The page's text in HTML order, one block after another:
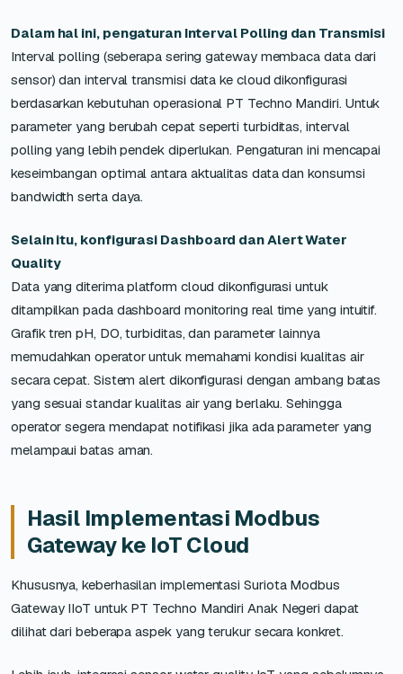
Dalam hal ini, pengaturan Interval Polling dan Transmisi
Interval polling (seberapa sering gateway membaca data dari
sensor) dan interval transmisi data ke cloud dikonfigurasi
berdasarkan kebutuhan operasional PT Techno Mandiri. Untuk
parameter yang berubah cepat seperti turbiditas, interval
polling yang lebih pendek diperlukan. Pengaturan ini mencapai
keseimbangan optimal antara aktualitas data dan konsumsi
bandwidth serta daya.
Selain itu, konfigurasi Dashboard dan Alert Water
Quality
Data yang diterima platform cloud dikonfigurasi untuk
ditampilkan pada dashboard monitoring real time yang intuitif.
Grafik tren pH, DO, turbiditas, dan parameter lainnya
memudahkan operator untuk memahami kondisi kualitas air
secara cepat. Sistem alert dikonfigurasi dengan ambang batas
yang sesuai standar kualitas air yang berlaku. Sehingga
operator segera mendapat notifikasi jika ada parameter yang
melampaui batas aman.
Hasil Implementasi Modbus
Gateway ke IoT Cloud
Khususnya, keberhasilan implementasi Suriota Modbus
Gateway IIoT untuk PT Techno Mandiri Anak Negeri dapat
dilihat dari beberapa aspek yang terukur secara konkret.